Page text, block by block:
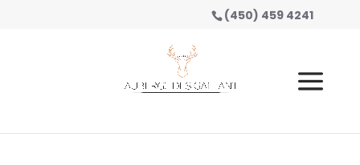
(450) 459 4241